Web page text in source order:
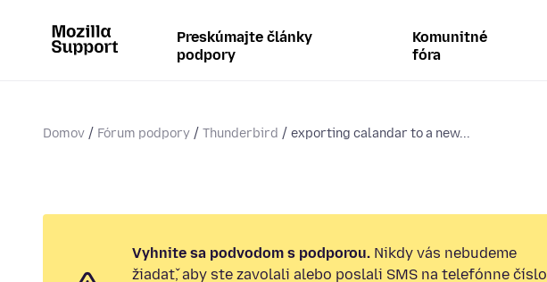
Preskúmajte články
podpory
Komunitné
fóra
Domov Fórum podpory Thunderbird exporting calandar to a new...
Vyhnite sa podvodom s podporou. Nikdy vás nebudeme
žiadať, aby ste zavolali alebo poslali SMS na telefónne číslo